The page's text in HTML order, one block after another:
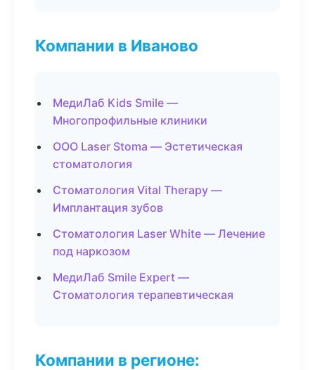
Компании в Иваново
МедиЛаб Kids Smile —
Многопрофильные клиники
ООО Laser Stoma — Эстетическая
стоматология
Стоматология Vital Therapy —
Имплантация зубов
Стоматология Laser White — Лечение
под наркозом
МедиЛаб Smile Expert —
Стоматология терапевтическая
Компании в регионе: